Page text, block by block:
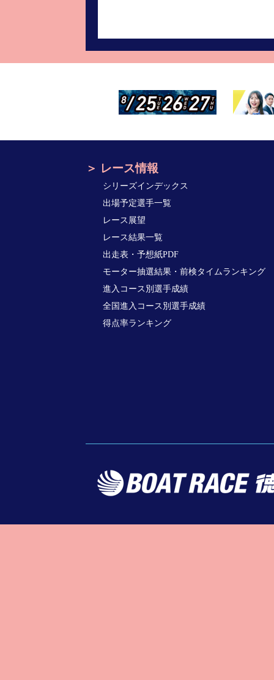
レース情報
シリーズインデックス
出場予定選手一覧
レース展望
レース結果一覧
出走表・予想紙PDF
モーター抽選結果・前検タイムランキング
進入コース別選手成績
全国進入コース別選手成績
得点率ランキング